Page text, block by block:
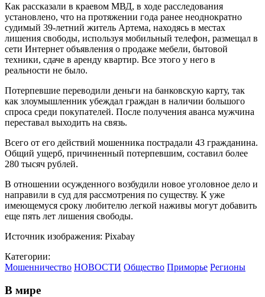
Как рассказали в краевом МВД, в ходе расследования
установлено, что на протяжении года ранее неоднократно
судимый 39-летний житель Артема, находясь в местах
лишения свободы, используя мобильный телефон, размещал в
сети Интернет объявления о продаже мебели, бытовой
техники, сдаче в аренду квартир. Все этого у него в
реальности не было.
Потерпевшие переводили деньги на банковскую карту, так
как злоумышленник убеждал граждан в наличии большого
спроса среди покупателей. После получения аванса мужчина
переставал выходить на связь.
Всего от его действий мошенника пострадали 43 гражданина.
Общий ущерб, причиненный потерпевшим, составил более
280 тысяч рублей.
В отношении осужденного возбудили новое уголовное дело и
направили в суд для рассмотрения по существу. К уже
имеющемуся сроку любителю легкой наживы могут добавить
еще пять лет лишения свободы.
Источник изображения: Pixabay
Категории:
Мошенничество НОВОСТИ Общество Приморье Регионы
В мире